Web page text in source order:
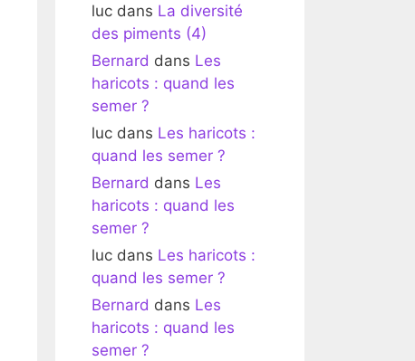
luc dans La diversité
des piments (4)
Bernard dans Les
haricots : quand les
semer ?
luc dans Les haricots :
quand les semer ?
Bernard dans Les
haricots : quand les
semer ?
luc dans Les haricots :
quand les semer ?
Bernard dans Les
haricots : quand les
semer ?